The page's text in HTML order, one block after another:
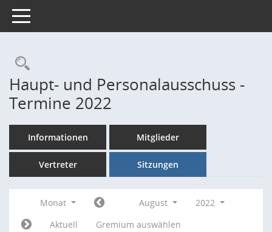
Toggle navigation
Rechercheauswahl
Haupt- und Personalausschuss -
Termine 2022
Informationen Mitglieder
Vertreter Sitzungen
Monat August
2022
Aktuell
Gremium auswählen